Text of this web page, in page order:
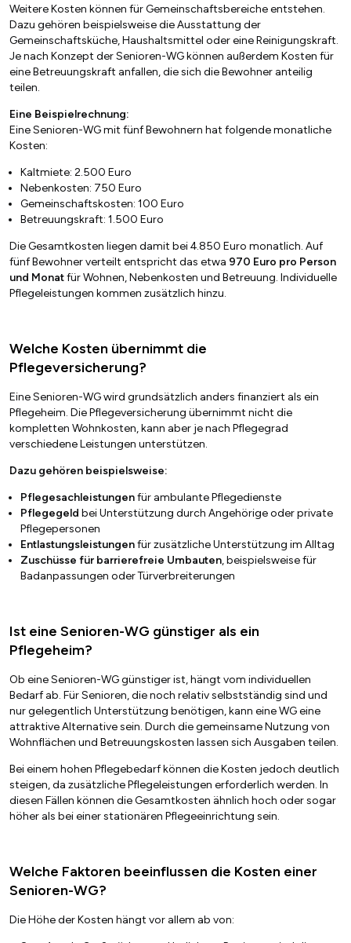
Weitere Kosten können für Gemeinschaftsbereiche entstehen.
Dazu gehören beispielsweise die Ausstattung der
Gemeinschaftsküche, Haushaltsmittel oder eine Reinigungskraft.
Je nach Konzept der Senioren-WG können außerdem Kosten für
eine Betreuungskraft anfallen, die sich die Bewohner anteilig
teilen.
Eine Beispielrechnung:
Eine Senioren-WG mit fünf Bewohnern hat folgende monatliche
Kosten:
Kaltmiete: 2.500 Euro
Nebenkosten: 750 Euro
Gemeinschaftskosten: 100 Euro
Betreuungskraft: 1.500 Euro
Die Gesamtkosten liegen damit bei 4.850 Euro monatlich. Auf
fünf Bewohner verteilt entspricht das etwa 970 Euro pro Person
und Monatfür Wohnen, Nebenkosten und Betreuung. Individuelle
Pflegeleistungen kommen zusätzlich hinzu.
Welche Kosten übernimmt die
Pflegeversicherung?
Eine Senioren-WG wird grundsätzlich anders finanziert als ein
Pflegeheim. Die Pflegeversicherung übernimmt nicht die
kompletten Wohnkosten, kann aber je nach Pflegegrad
verschiedene Leistungen unterstützen.
Dazu gehören beispielsweise:
Pflegesachleistungenfür ambulante Pflegedienste
Pflegegeld bei Unterstützung durch Angehörige oder private
Pflegepersonen
Entlastungsleistungenfür zusätzliche Unterstützung im Alltag
Zuschüsse für barrierefreie Umbauten, beispielsweise für
Badanpassungen oder Türverbreiterungen
Ist eine Senioren-WG günstiger als ein
Pflegeheim?
Ob eine Senioren-WG günstiger ist, hängt vom individuellen
Bedarf ab. Für Senioren, die noch relativ selbstständig sind und
nur gelegentlich Unterstützung benötigen, kann eine WG eine
attraktive Alternative sein. Durch die gemeinsame Nutzung von
Wohnflächen und Betreuungskosten lassen sich Ausgaben teilen.
Bei einem hohen Pflegebedarf können die Kosten jedoch deutlich
steigen, da zusätzliche Pflegeleistungen erforderlich werden. In
diesen Fällen können die Gesamtkosten ähnlich hoch oder sogar
höher als bei einer stationären Pflegeeinrichtung sein.
Welche Faktoren beeinflussen die Kosten einer
Senioren-WG?
Die Höhe der Kosten hängt vor allem ab von: